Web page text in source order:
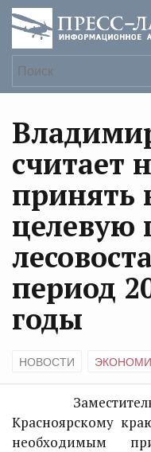
считает
принять
целевую
период
годы
НОВОСТИ
Красноярскому
необходимым